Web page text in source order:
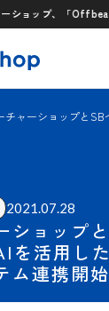
とのタグ連携を開始
ョップ、「Offbeat
2021.07.28
ショップ
を活用し
ム連携開始